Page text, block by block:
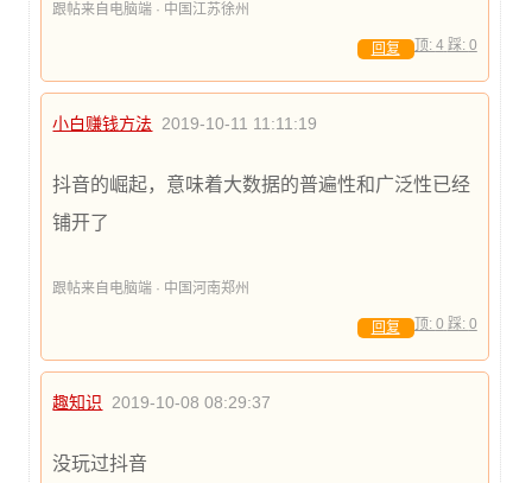
跟帖来自电脑端 · 中国江苏徐州
顶: 4 踩: 0
回复
小白赚钱方法 2019-10-11 11:11:19
抖音的崛起，意味着大数据的普遍性和广泛性已经
铺开了
跟帖来自电脑端 · 中国河南郑州
顶: 0 踩: 0
回复
趣知识 2019-10-08 08:29:37
没玩过抖音